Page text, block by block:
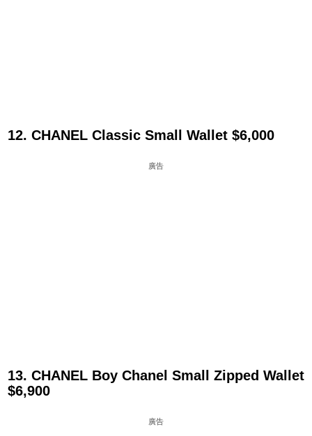
12. CHANEL Classic Small Wallet $6,000
廣告
13. CHANEL Boy Chanel Small Zipped Wallet
$6,900
廣告